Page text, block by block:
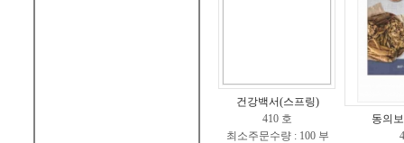
건강백서(스프링)
410 호
최소주문수량 : 100 부
동의